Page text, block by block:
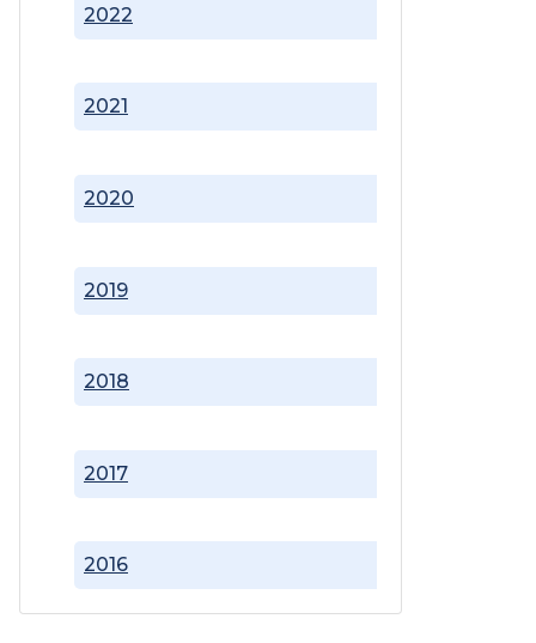
2016
2017
2018
2019
2020
2021
2022